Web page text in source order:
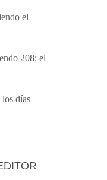
el
208: el
días